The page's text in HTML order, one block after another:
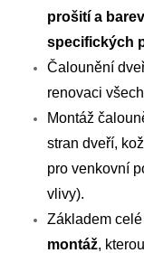
prošití a
specifických
Čalounění
renovaci
Montáž
stran dveří,
pro venkovní
vlivy).
Základem
montáž,